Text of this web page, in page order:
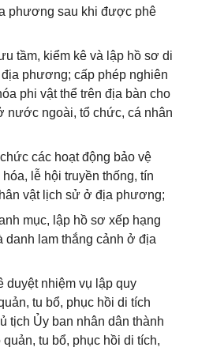
phương sau khi được phê
tầm, kiểm kê và lập hồ sơ di
phương; cấp phép nghiên
phi vật thể trên địa bàn cho
nước ngoài, tổ chức, cá nhân
các hoạt động bảo vệ
lễ hội truyền thống, tín
vật lịch sử ở địa phương;
mục, lập hồ sơ xếp hạng
danh lam thắng cảnh ở địa
duyệt nhiệm vụ lập quy
tu bổ, phục hồi di tích
tịch Ủy ban nhân dân thành
tu bổ, phục hồi di tích,